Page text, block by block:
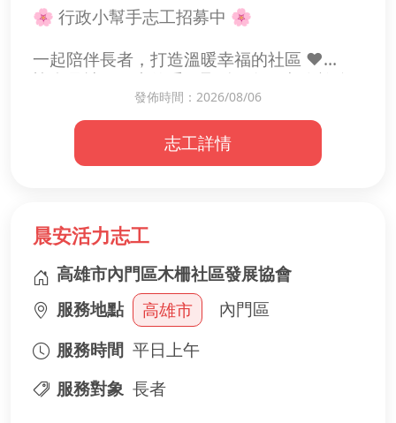
辦公室：07-201-0675
🌸 行政小幫手志工招募中 🌸
一起陪伴長者，打造溫暖幸福的社區 ❤️
協會是社區長者的重要聚點，每天都有許多
65歲以上長者 前來參與健康促進活動，
例如：
🩺 量血壓、健康關懷
🤸 健康操與伸展運動
為了讓長輩安心參與每一天的活動，我們誠
摯邀請熱心的你加入志工行列！
🌟 行政小幫手服務內容
📋 協助簡單行政文書與資料整理
📞 協助接待長者及活動報到
🍱 協助廚房備餐、分送點心及環境整理
🪑 協助活動場地布置與收拾
發佈時間：2026/08/06
志工詳情
晨安活力志工
高雄市內門區木柵社區發展協會
服務地點
高雄市
內門區
服務時間 平日上午
服務對象 長者